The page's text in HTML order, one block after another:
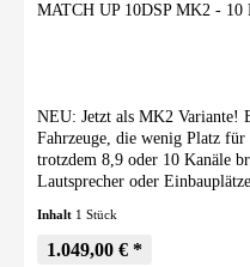
MATCH UP 10DSP MK2 - 10
NEU: Jetzt als MK2 Variante!
Fahrzeuge, die wenig Platz für
trotzdem 8,9 oder 10 Kanäle
Lautsprecher oder
Inhalt 1 Stück
1.049,00 € *